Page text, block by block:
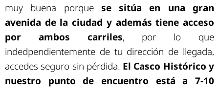
muy buena porque se sitúa en una gran
avenida de la ciudad y además tiene acceso
por ambos carriles, por lo que
indedpendientemente de tu dirección de llegada,
accedes seguro sin pérdida. El Casco Histórico y
nuestro punto de encuentro está a 7-10